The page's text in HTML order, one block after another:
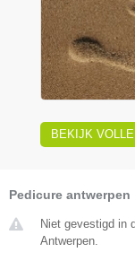
BEKIJK
Pedicure antwerpen
Niet gevestigd in
Antwerpen.